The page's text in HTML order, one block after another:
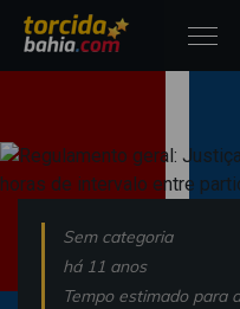
Sem categoria
há 11 anos
Tempo estimado para